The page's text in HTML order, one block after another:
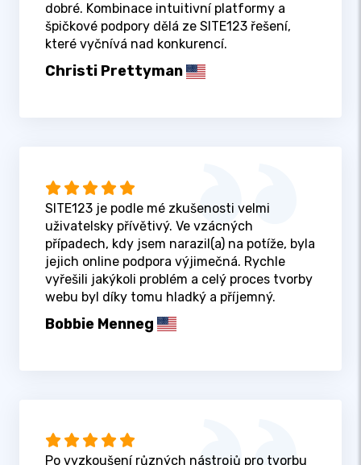
dobré. Kombinace intuitivní platformy a
špičkové podpory dělá ze SITE123 řešení,
které vyčnívá nad konkurencí.
Christi Prettyman
SITE123 je podle mé zkušenosti velmi
uživatelsky přívětivý. Ve vzácných
případech, kdy jsem narazil(a) na potíže, byla
jejich online podpora výjimečná. Rychle
vyřešili jakýkoli problém a celý proces tvorby
webu byl díky tomu hladký a příjemný.
Bobbie Menneg
Po vyzkoušení různých nástrojů pro tvorbu